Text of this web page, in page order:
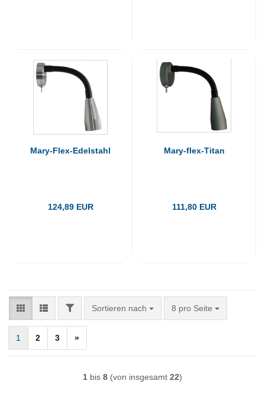
Mary-Flex-Edelstahl
124,89 EUR
Mary-flex-Titan
111,80 EUR
FILTERSortieren nach
Sortieren nach 8 pro Seite
pro Seite
1 2 3 »
1 bis 8 (von insgesamt 22)